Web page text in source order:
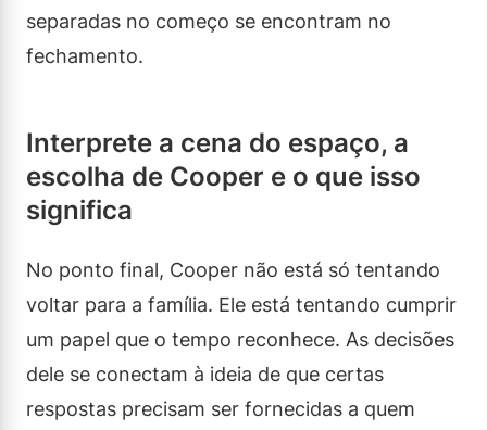
separadas no começo se encontram no
fechamento.
Interprete a cena do espaço, a
escolha de Cooper e o que isso
significa
No ponto final, Cooper não está só tentando
voltar para a família. Ele está tentando cumprir
um papel que o tempo reconhece. As decisões
dele se conectam à ideia de que certas
respostas precisam ser fornecidas a quem